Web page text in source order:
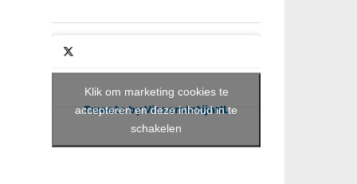
Tweets by VisserslatijnNL
Klik om marketing cookies te
accepteren en deze inhoud in te
schakelen